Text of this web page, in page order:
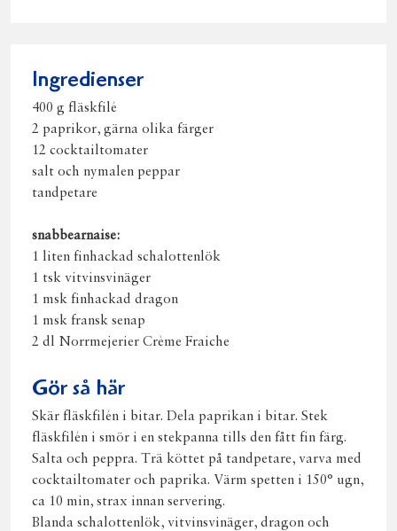
Ingredienser
400 g fläskfilé
2 paprikor, gärna olika färger
12 cocktailtomater
salt och nymalen peppar
tandpetare
snabbearnaise:
1 liten finhackad schalottenlök
1 tsk vitvinsvinäger
1 msk finhackad dragon
1 msk fransk senap
2 dl Norrmejerier Crème Fraiche
Gör så här
Skär fläskfilén i bitar. Dela paprikan i bitar. Stek
fläskfilén i smör i en stekpanna tills den fått fin färg.
Salta och peppra. Trä köttet på tandpetare, varva med
cocktailtomater och paprika. Värm spetten i 150° ugn,
ca 10 min, strax innan servering.
Blanda schalottenlök, vitvinsvinäger, dragon och